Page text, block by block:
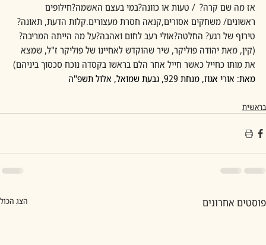
אז מה שם קרה?  / טעות או כוונה?במי בעצם האשמה?חילופים
ראשונים/ משחקים אסורים,קנאה חסרת מעצורים.קלות הדעת, תאונה?
טירוף של רגע? החלטה?אולי רעב לחום ואהבה?על מה הייתה המריבה?
(קין, מאת יהודה פוליקר, שיר שהוקדש לאחיינו של פוליקר ז"ל, שמצא
את מותו כחייל כאשר חייל אחר הלם בראשו בקסדה נוכח סכסוך ביניהם)
מאת: אורי אגוז, מנחת 929, גבעת שמואל, אלול תשפ"ה
בראשית
פוסטים אחרונים הצג הכול